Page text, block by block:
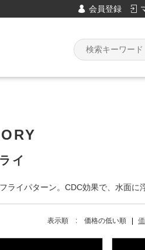
会員登録
イ
ライパターン。CDC効果で、水面に
表示順 : 価格の低い順